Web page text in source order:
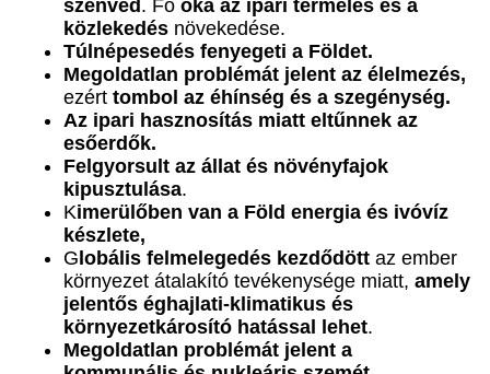
szenved . Fő oka az ipari termelés és a
közlekedés növekedése.
Túlnépesedés fenyegeti a Földet.
Megoldatlan problémát jelent az élelmezés,
ezért tombol az éhínség és a szegénység.
Az ipari hasznosítás miatt eltűnnek az
esőerdők.
Felgyorsult az állat és növényfajok
kipusztulása.
Kimerülőben van a Föld energia és ivóvíz
készlete,
G lobális felmelegedés kezdődött az ember
környezet átalakító tevékenysége miatt, amely
jelentős éghajlati-klimatikus és
környezetkárosító hatással lehet.
Megoldatlan problémát jelent a